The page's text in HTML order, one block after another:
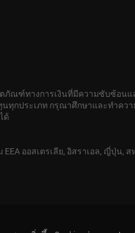
ภัณฑ์ทางการเงินที่มีความซับซ้อน
ทุกประเภท กรุณาศึกษาและทำควา
ด้
ออสเตรเลีย, อิสราเอล, ญี่ปุ่น,